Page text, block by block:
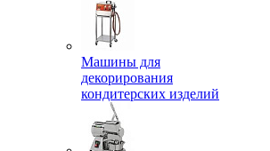
Машины для
декорирования
кондитерских изделий